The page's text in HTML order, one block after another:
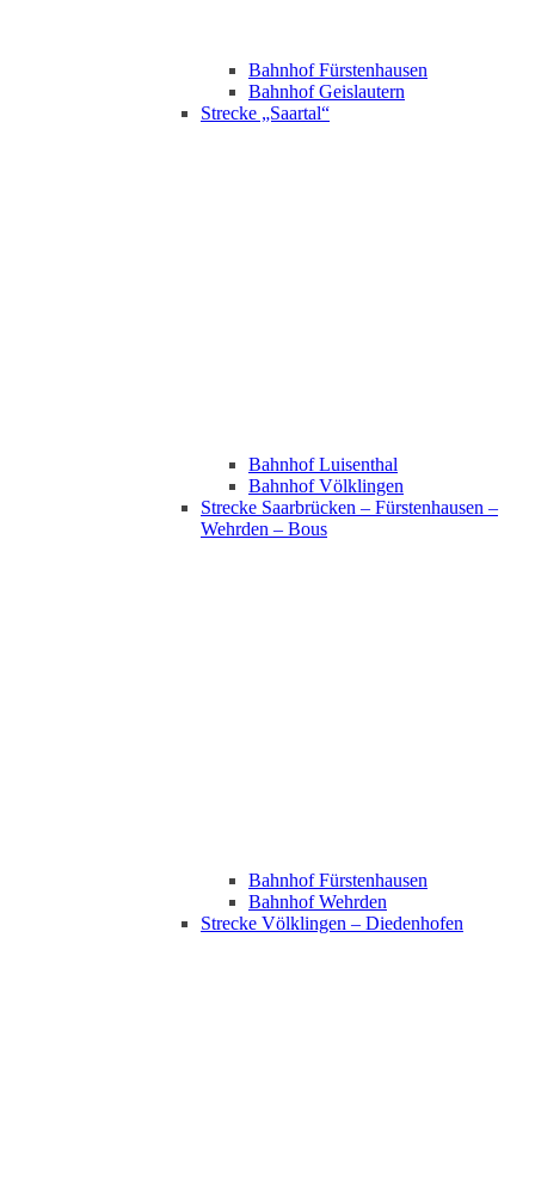
Bahnhof Fürstenhausen
Bahnhof Geislautern
Strecke „Saartal“
Bahnhof Luisenthal
Bahnhof Völklingen
Strecke Saarbrücken – Fürstenhausen –
Wehrden – Bous
Bahnhof Fürstenhausen
Bahnhof Wehrden
Strecke Völklingen – Diedenhofen